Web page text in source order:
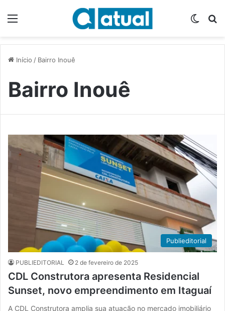
Início / Bairro Inouê
Bairro Inouê
Publieditorial
PUBLIEDITORIAL 2 de fevereiro de 2025
CDL Construtora apresenta Residencial
Sunset, novo empreendimento em Itaguaí
A CDL Construtora amplia sua atuação no mercado imobiliário